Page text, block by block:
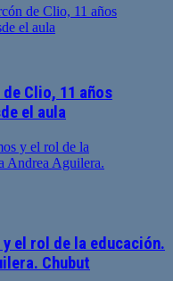
Clio, 11 años
el aula
el rol de la educación.
Chubut